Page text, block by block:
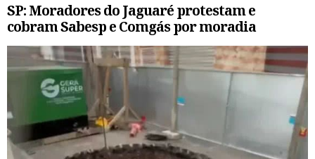
SP: Moradores do Jaguaré protestam e
cobram Sabesp e Comgás por moradia